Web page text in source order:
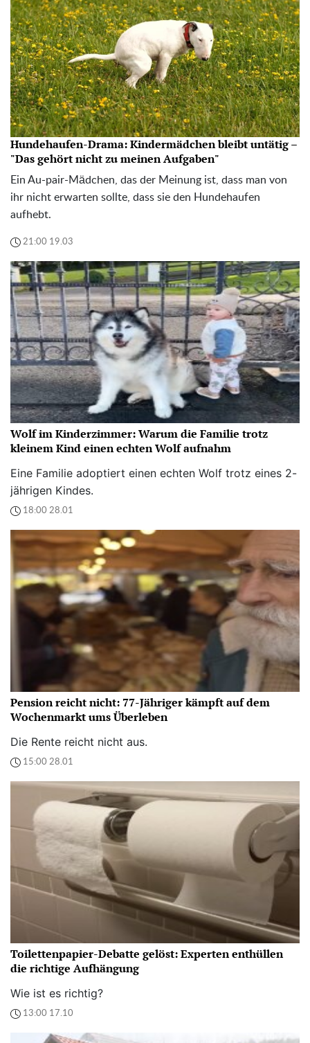
Hundehaufen-Drama: Kindermädchen bleibt untätig –
"Das gehört nicht zu meinen Aufgaben"
Ein Au-pair-Mädchen, das der Meinung ist, dass man von
ihr nicht erwarten sollte, dass sie den Hundehaufen
aufhebt.
21:00 19.03
Wolf im Kinderzimmer: Warum die Familie trotz
kleinem Kind einen echten Wolf aufnahm
Eine Familie adoptiert einen echten Wolf trotz eines 2-
jährigen Kindes.
18:00 28.01
Pension reicht nicht: 77-Jähriger kämpft auf dem
Wochenmarkt ums Überleben
Die Rente reicht nicht aus.
15:00 28.01
Toilettenpapier-Debatte gelöst: Experten enthüllen
die richtige Aufhängung
Wie ist es richtig?
13:00 17.10